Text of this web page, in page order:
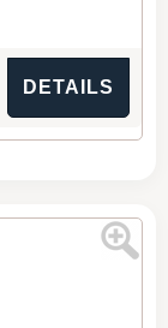
DETAILS